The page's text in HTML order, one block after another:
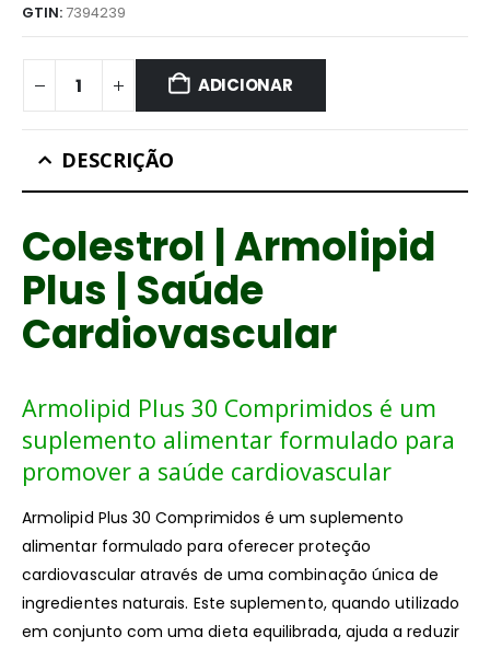
GTIN: 7394239
ADICIONAR
DESCRIÇÃO
Colestrol | Armolipid
Plus | Saúde
Cardiovascular
Armolipid Plus 30 Comprimidos é um
suplemento alimentar formulado para
promover a saúde cardiovascular
Armolipid Plus 30 Comprimidos é um suplemento
alimentar formulado para oferecer proteção
cardiovascular através de uma combinação única de
ingredientes naturais. Este suplemento, quando utilizado
em conjunto com uma dieta equilibrada, ajuda a reduzir